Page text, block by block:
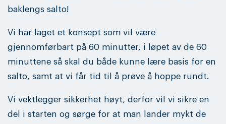
baklengs salto!
Vi har laget et konsept som vil være
gjennomførbart på 60 minutter, i løpet av de 60
minuttene så skal du både kunne lære basis for en
salto, samt at vi får tid til å prøve å hoppe rundt.
Vi vektlegger sikkerhet høyt, derfor vil vi sikre en
del i starten og sørge for at man lander mykt de